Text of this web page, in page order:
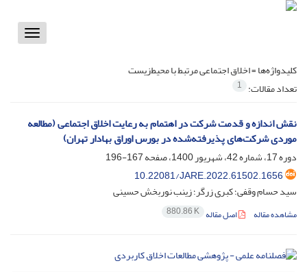
Toggle
کلیدواژه‌ها =اخلاق اجتماعی مرتبط با محیط‌زیست
تعداد مقالات: 1
نقش اندازه و قدمت شرکت در اهتمام به رعایت اخلاق اجتماعی (مطالعه
موردی شرکت‌های پذیرفته‌شده در بورس اوراق بهادار تهران)
دوره 17، شماره 42، شهریور 1400، صفحه
167-196
10.22081/JARE.2022.61502.1656
سید حسام وقفی؛ کبری زرگر؛ زینب نوربخش حسینی
مشاهده مقاله اصل مقاله 880.86 K